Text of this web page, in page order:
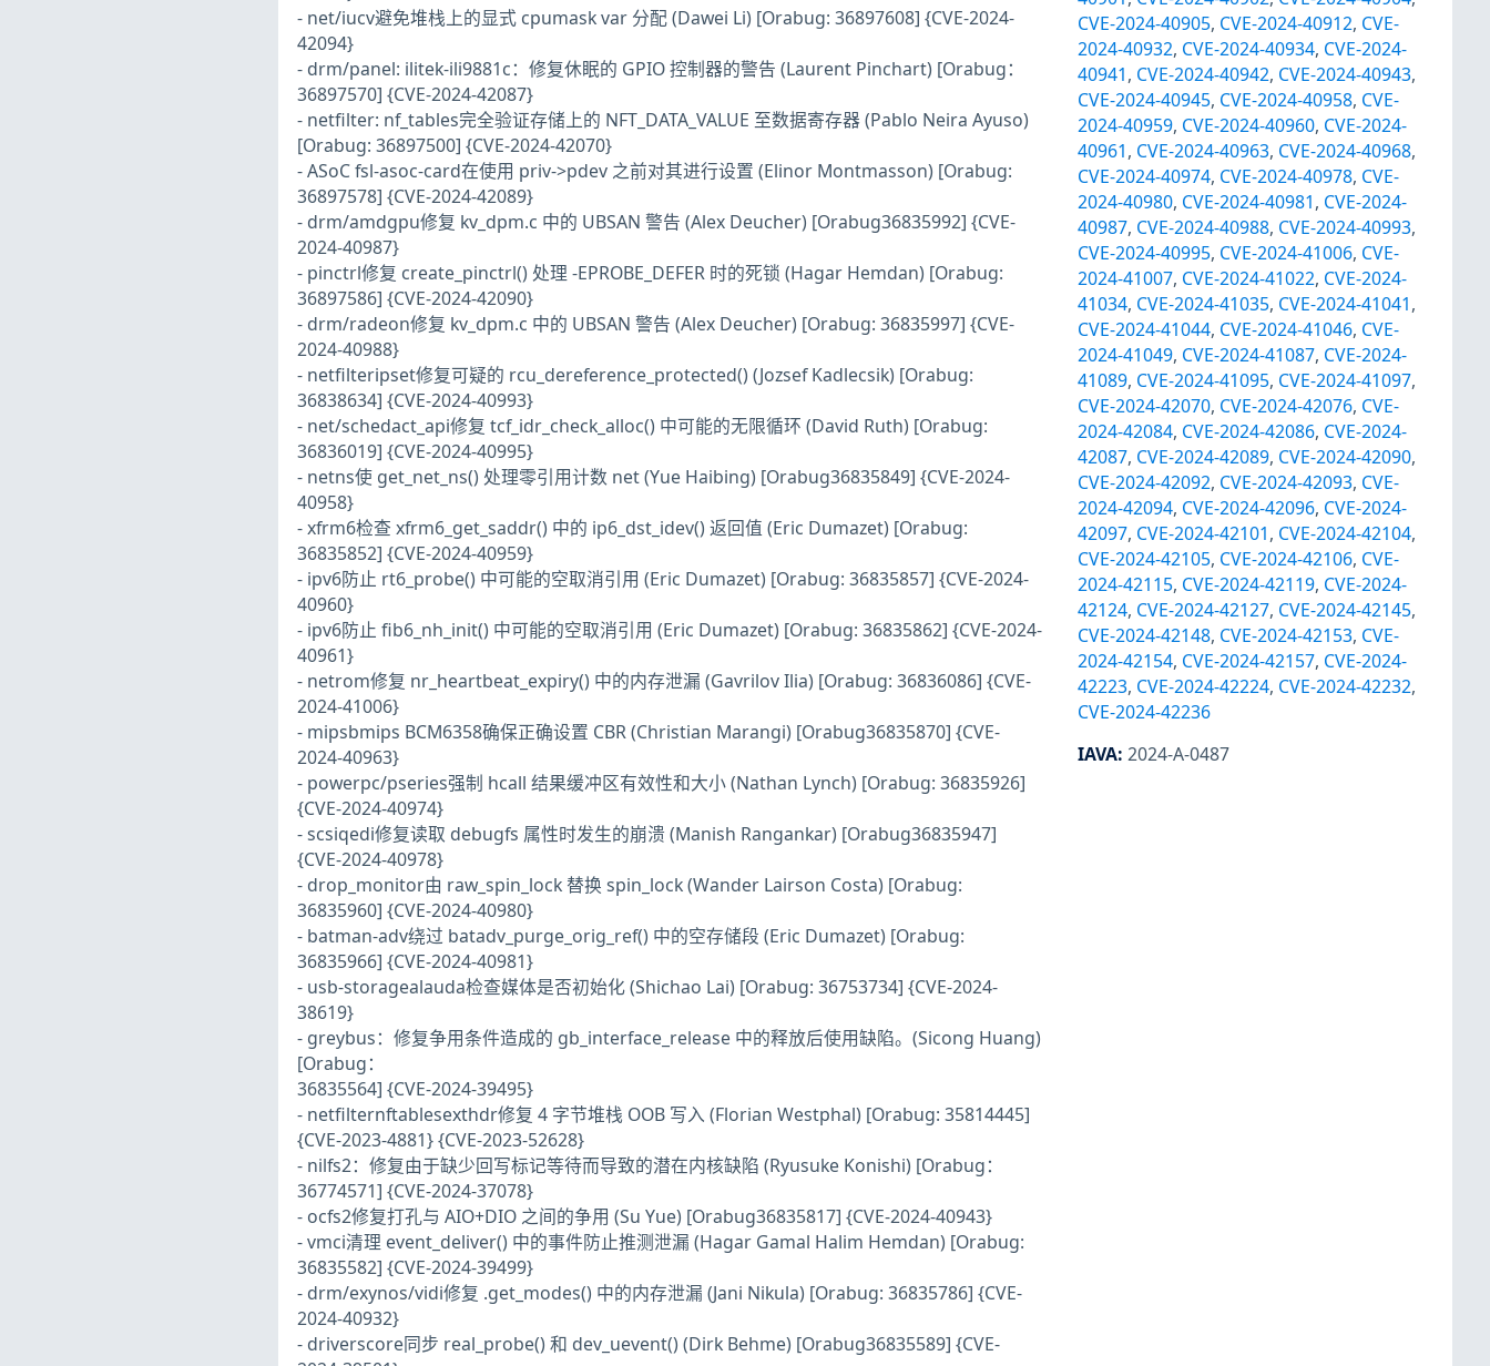
- net/iucv避免堆栈上的显式 cpumask var 分配 (Dawei Li) [Orabug: 36897608] {CVE-2024-
42094}
- drm/panel: ilitek-ili9881c：修复休眠的 GPIO 控制器的警告 (Laurent Pinchart) [Orabug：
36897570] {CVE-2024-42087}
- netfilter: nf_tables完全验证存储上的 NFT_DATA_VALUE 至数据寄存器 (Pablo Neira Ayuso)
[Orabug: 36897500] {CVE-2024-42070}
- ASoC fsl-asoc-card在使用 priv->pdev 之前对其进行设置 (Elinor Montmasson) [Orabug:
36897578] {CVE-2024-42089}
- drm/amdgpu修复 kv_dpm.c 中的 UBSAN 警告 (Alex Deucher) [Orabug36835992] {CVE-
2024-40987}
- pinctrl修复 create_pinctrl() 处理 -EPROBE_DEFER 时的死锁 (Hagar Hemdan) [Orabug:
36897586] {CVE-2024-42090}
- drm/radeon修复 kv_dpm.c 中的 UBSAN 警告 (Alex Deucher) [Orabug: 36835997] {CVE-
2024-40988}
- netfilteripset修复可疑的 rcu_dereference_protected() (Jozsef Kadlecsik) [Orabug:
36838634] {CVE-2024-40993}
- net/schedact_api修复 tcf_idr_check_alloc() 中可能的无限循环 (David Ruth) [Orabug:
36836019] {CVE-2024-40995}
- netns使 get_net_ns() 处理零引用计数 net (Yue Haibing) [Orabug36835849] {CVE-2024-
40958}
- xfrm6检查 xfrm6_get_saddr() 中的 ip6_dst_idev() 返回值 (Eric Dumazet) [Orabug:
36835852] {CVE-2024-40959}
- ipv6防止 rt6_probe() 中可能的空取消引用 (Eric Dumazet) [Orabug: 36835857] {CVE-2024-
40960}
- ipv6防止 fib6_nh_init() 中可能的空取消引用 (Eric Dumazet) [Orabug: 36835862] {CVE-2024-
40961}
- netrom修复 nr_heartbeat_expiry() 中的内存泄漏 (Gavrilov Ilia) [Orabug: 36836086] {CVE-
2024-41006}
- mipsbmips BCM6358确保正确设置 CBR (Christian Marangi) [Orabug36835870] {CVE-
2024-40963}
- powerpc/pseries强制 hcall 结果缓冲区有效性和大小 (Nathan Lynch) [Orabug: 36835926]
{CVE-2024-40974}
- scsiqedi修复读取 debugfs 属性时发生的崩溃 (Manish Rangankar) [Orabug36835947]
{CVE-2024-40978}
- drop_monitor由 raw_spin_lock 替换 spin_lock (Wander Lairson Costa) [Orabug:
36835960] {CVE-2024-40980}
- batman-adv绕过 batadv_purge_orig_ref() 中的空存储段 (Eric Dumazet) [Orabug:
36835966] {CVE-2024-40981}
- usb-storagealauda检查媒体是否初始化 (Shichao Lai) [Orabug: 36753734] {CVE-2024-
38619}
- greybus：修复争用条件造成的 gb_interface_release 中的释放后使用缺陷。(Sicong Huang)
[Orabug：
36835564] {CVE-2024-39495}
- netfilternftablesexthdr修复 4 字节堆栈 OOB 写入 (Florian Westphal) [Orabug: 35814445]
{CVE-2023-4881} {CVE-2023-52628}
- nilfs2：修复由于缺少回写标记等待而导致的潜在内核缺陷 (Ryusuke Konishi) [Orabug：
36774571] {CVE-2024-37078}
- ocfs2修复打孔与 AIO+DIO 之间的争用 (Su Yue) [Orabug36835817] {CVE-2024-40943}
- vmci清理 event_deliver() 中的事件防止推测泄漏 (Hagar Gamal Halim Hemdan) [Orabug:
36835582] {CVE-2024-39499}
- drm/exynos/vidi修复 .get_modes() 中的内存泄漏 (Jani Nikula) [Orabug: 36835786] {CVE-
2024-40932}
- driverscore同步 real_probe() 和 dev_uevent() (Dirk Behme) [Orabug36835589] {CVE-
CVE-2024-40905, CVE-2024-40912, CVE-
2024-40932, CVE-2024-40934, CVE-2024-
40941, CVE-2024-40942, CVE-2024-40943,
CVE-2024-40945, CVE-2024-40958, CVE-
2024-40959, CVE-2024-40960, CVE-2024-
40961, CVE-2024-40963, CVE-2024-40968,
CVE-2024-40974, CVE-2024-40978, CVE-
2024-40980, CVE-2024-40981, CVE-2024-
40987, CVE-2024-40988, CVE-2024-40993,
CVE-2024-40995, CVE-2024-41006, CVE-
2024-41007, CVE-2024-41022, CVE-2024-
41034, CVE-2024-41035, CVE-2024-41041,
CVE-2024-41044, CVE-2024-41046, CVE-
2024-41049, CVE-2024-41087, CVE-2024-
41089, CVE-2024-41095, CVE-2024-41097,
CVE-2024-42070, CVE-2024-42076, CVE-
2024-42084, CVE-2024-42086, CVE-2024-
42087, CVE-2024-42089, CVE-2024-42090,
CVE-2024-42092, CVE-2024-42093, CVE-
2024-42094, CVE-2024-42096, CVE-2024-
42097, CVE-2024-42101, CVE-2024-42104,
CVE-2024-42105, CVE-2024-42106, CVE-
2024-42115, CVE-2024-42119, CVE-2024-
42124, CVE-2024-42127, CVE-2024-42145,
CVE-2024-42148, CVE-2024-42153, CVE-
2024-42154, CVE-2024-42157, CVE-2024-
42223, CVE-2024-42224, CVE-2024-42232,
CVE-2024-42236
IAVA: 2024-A-0487